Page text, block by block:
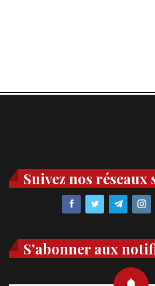
Suivez nos réseaux
S’abonner aux